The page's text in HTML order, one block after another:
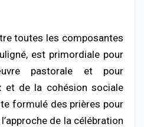
toutes les composantes
est primordiale pour
pastorale et pour
et de la cohésion sociale
formulé des prières pour
de la célébration